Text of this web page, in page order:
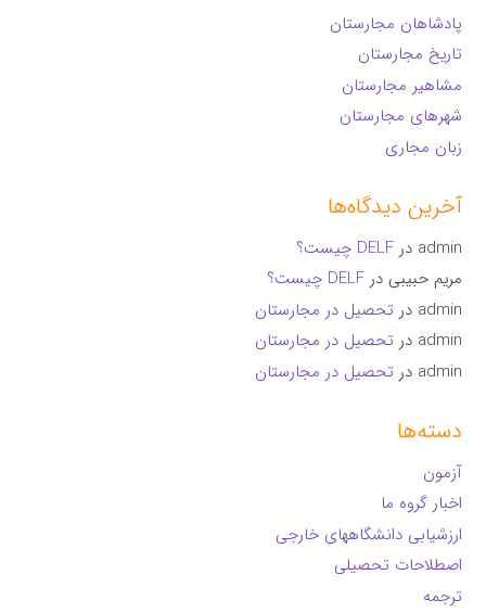
پادشاهان مجارستان
تاریخ مجارستان
مشاهیر مجارستان
شهرهای مجارستان
زبان مجاری
آخرین دیدگاه‌ها
admin درDELF چیست؟
مریم حبیبی درDELF چیست؟
admin در تحصیل در مجارستان
admin در تحصیل در مجارستان
admin در تحصیل در مجارستان
دسته‌ها
آزمون
اخبار گروه ما
ارزشیابی دانشگاههای خارجی
اصطلاحات تحصیلی
ترجمه